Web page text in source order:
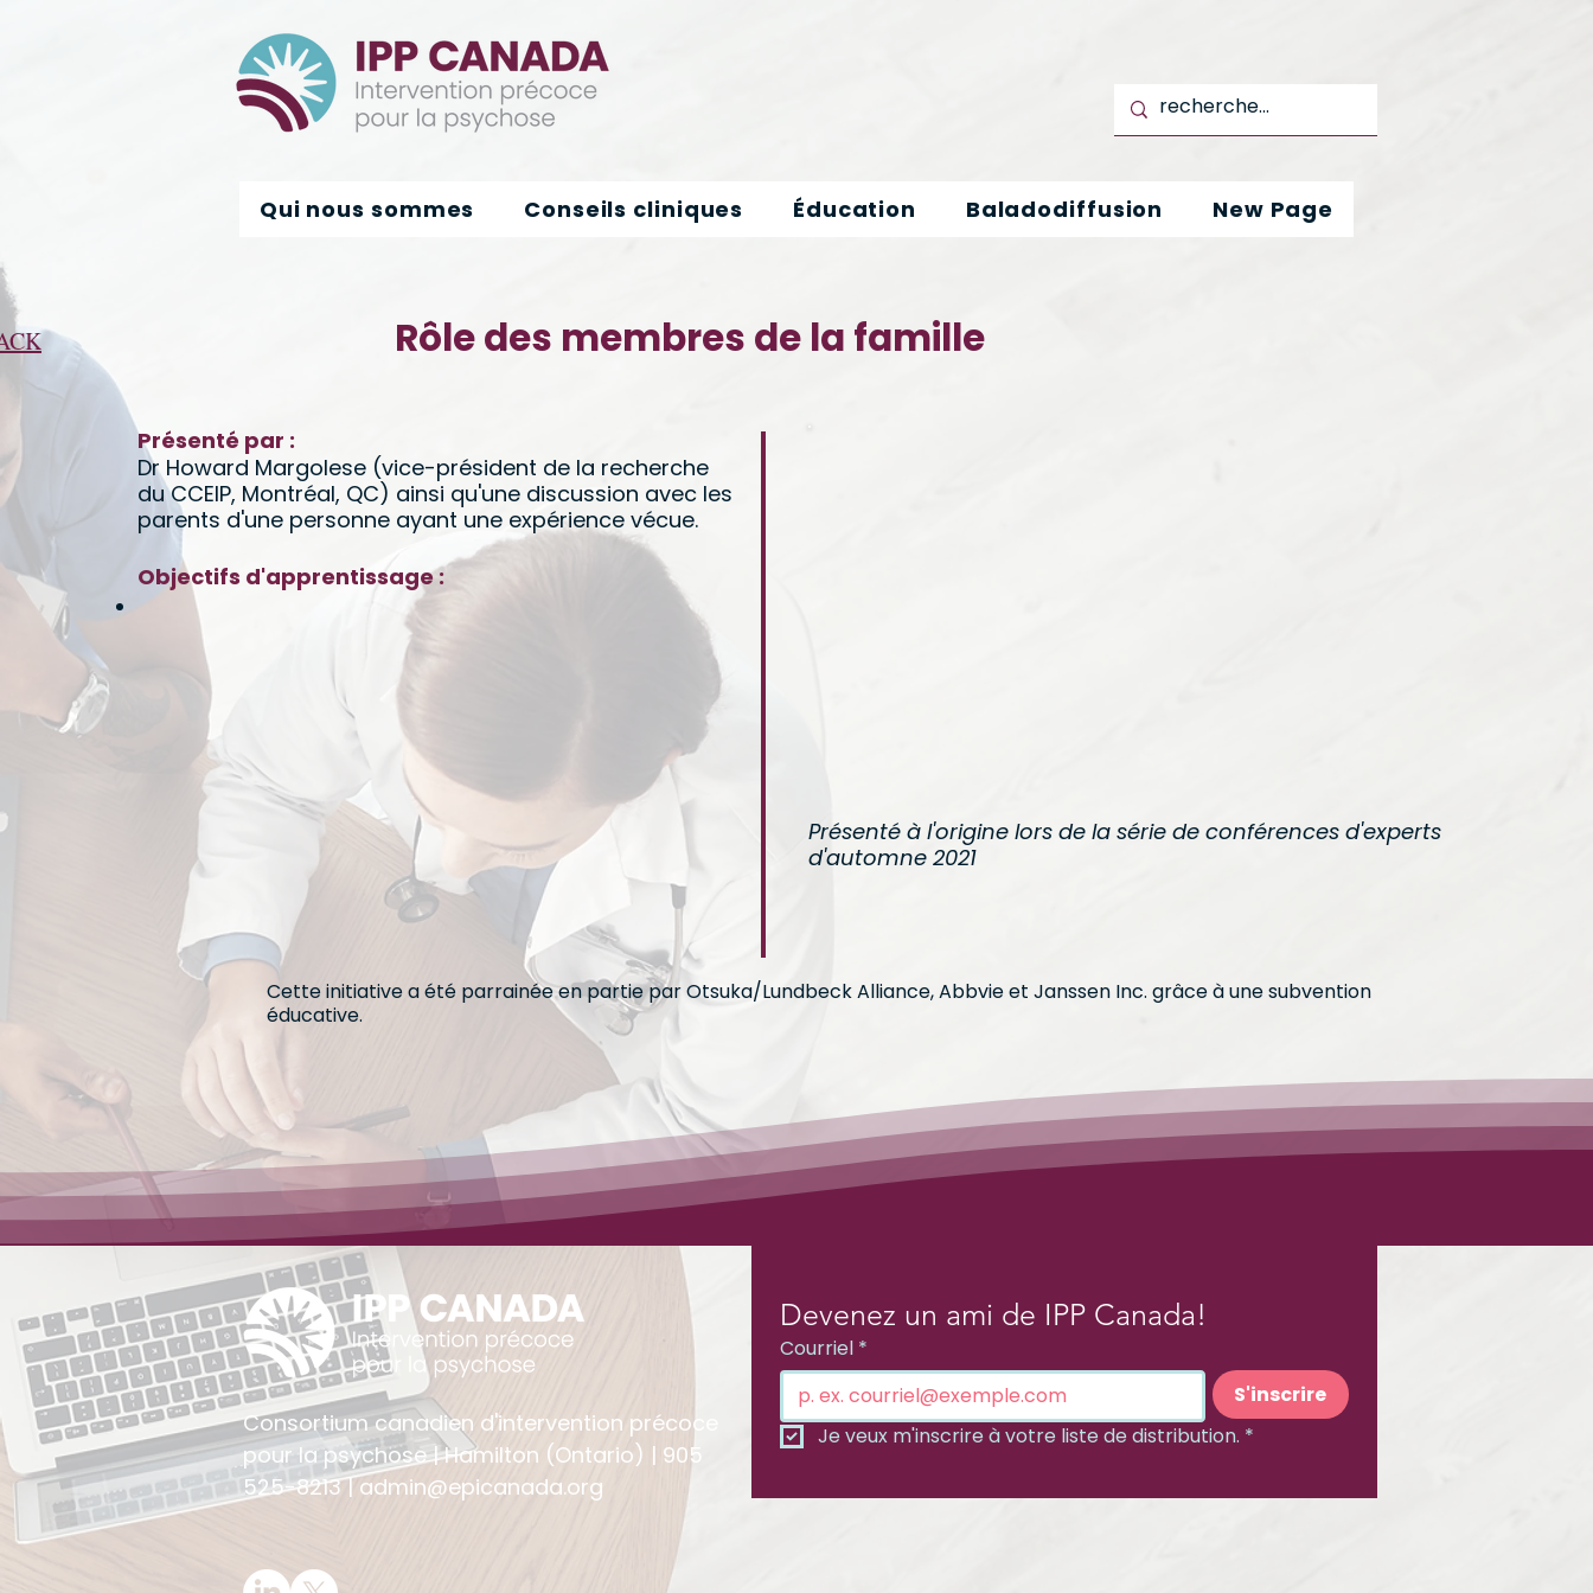
Qui nous sommes Conseils cliniques Éducation Baladodiffusion New Page
Rôle des membres de la famille
Présenté par :
Dr Howard Margolese (vice-président de la recherche
du CCEIP, Montréal, QC) ainsi qu'une discussion avec les
parents d'une personne ayant une expérience vécue.
Objectifs d'apprentissage :
Présenté à l'origine lors de la série de conférences d'experts
d'automne 2021
Cette initiative a été parrainée en partie par Otsuka/Lundbeck Alliance, Abbvie et Janssen Inc. grâce à une subvention
éducative.
Consortium canadien d'intervention précoce
pour la psychose | Hamilton (Ontario) | 905
525-8213 |admin@epicanada.org
Devenez un ami de IPP Canada!
Courriel *
S'inscrire
Je veux m'inscrire à votre liste de distribution. *